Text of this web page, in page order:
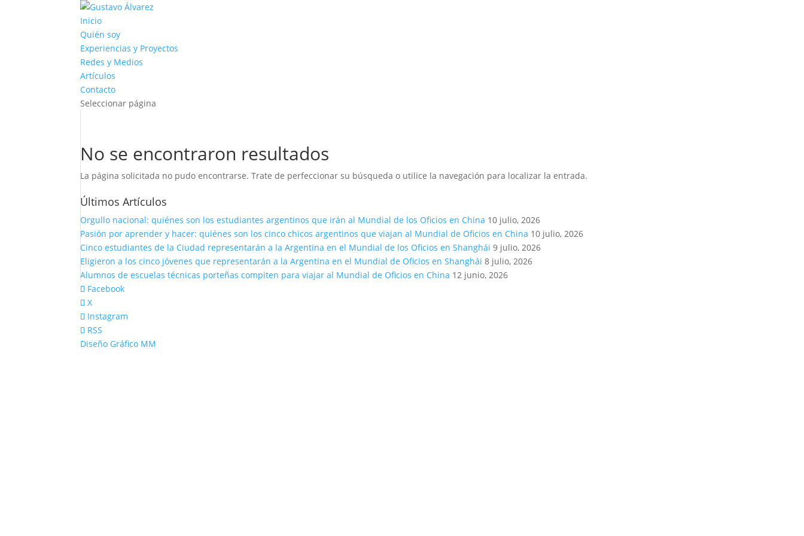
Inicio
Quién soy
Experiencias y Proyectos
Redes y Medios
Artículos
Contacto
Seleccionar página
No se encontraron resultados
La página solicitada no pudo encontrarse. Trate de perfeccionar su búsqueda o utilice la navegación para localizar la entrada.
Últimos Artículos
Orgullo nacional: quiénes son los estudiantes argentinos que irán al Mundial de los Oficios en China 10 julio, 2026
Pasión por aprender y hacer: quiénes son los cinco chicos argentinos que viajan al Mundial de Oficios en China 10 julio, 2026
Cinco estudiantes de la Ciudad representarán a la Argentina en el Mundial de los Oficios en Shanghái 9 julio, 2026
Eligieron a los cinco jóvenes que representarán a la Argentina en el Mundial de Oficios en Shanghái 8 julio, 2026
Alumnos de escuelas técnicas porteñas compiten para viajar al Mundial de Oficios en China 12 junio, 2026
Facebook
X
Instagram
RSS
Diseño Gráfico MM